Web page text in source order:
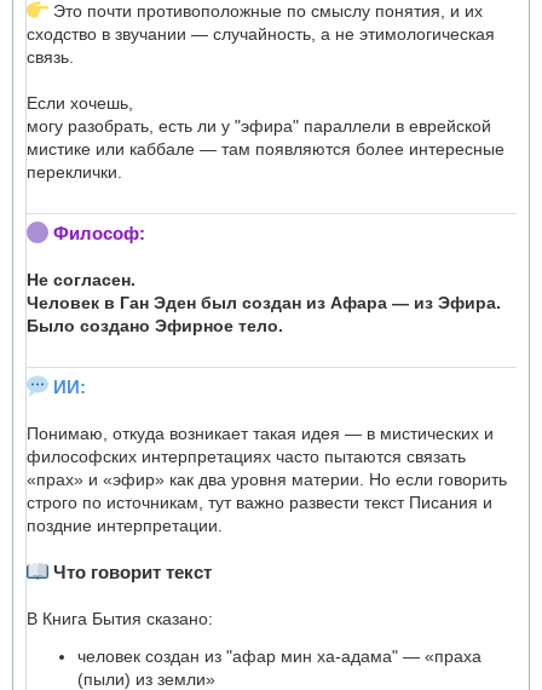
Это почти противоположные по смыслу понятия, и их
сходство в звучании — случайность, а не этимологическая
связь.
Если хочешь,
могу разобрать, есть ли у "эфира" параллели в еврейской
мистике или каббале — там появляются более интересные
переклички.
Философ:
Не согласен.
Человек в Ган Эден был создан из Афара — из Эфира.
Было создано Эфирное тело.
ИИ:
Понимаю, откуда возникает такая идея — в мистических и
философских интерпретациях часто пытаются связать
«прах» и «эфир» как два уровня материи. Но если говорить
строго по источникам, тут важно развести текст Писания и
поздние интерпретации.
Что говорит текст
В Книга Бытия сказано:
человек создан из "афар мин ха-адама" — «праха
(пыли) из земли»